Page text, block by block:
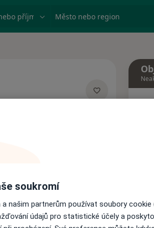
příjmení Město nebo region
Názory pacientů
soukromí
našim partnerům používat soubory cookie
údajů pro statistické účely a